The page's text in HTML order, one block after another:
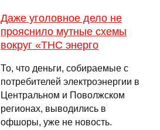
Даже уголовное дело не
прояснило мутные схемы
вокруг «ТНС энерго
То, что деньги, собираемые с
потребителей электроэнергии в
Центральном и Поволжском
регионах, выводились в
офшоры, уже не новость.